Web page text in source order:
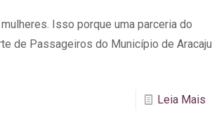
Isso porque uma parceria do
de Passageiros do Município de Aracaju
Leia Mais